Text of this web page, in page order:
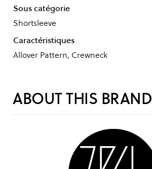
Sous catégorie
Shortsleeve
Caractéristiques
Allover Pattern, Crewneck
ABOUT THIS BRAND